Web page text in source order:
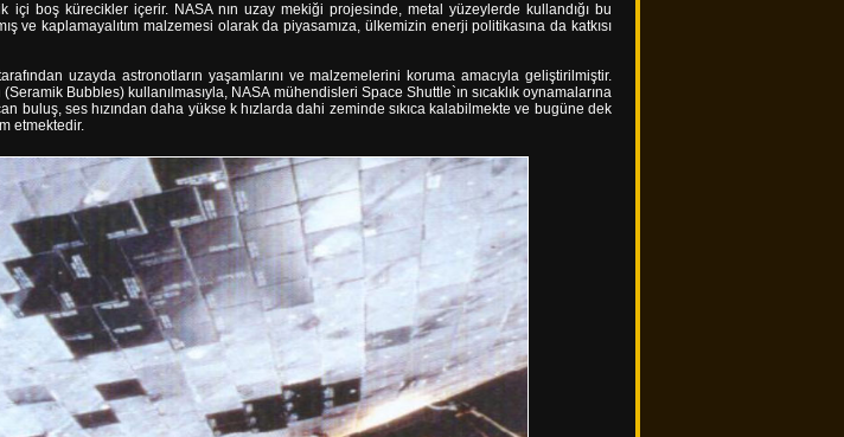
boş kürecikler içerir. NASA nın uzay mekiği projesinde, metal yüzeylerde kullandığı bu
ve kaplamayalıtım malzemesi olarak da piyasamıza, ülkemizin enerji politikasına da katkısı
uzayda astronotların yaşamlarını ve malzemelerini koruma amacıyla geliştirilmiştir.
Bubbles) kullanılmasıyla, NASA mühendisleri Space Shuttle`ın sıcaklık oynamalarına
buluş, ses hızından daha yükse k hızlarda dahi zeminde sıkıca kalabilmekte ve bugüne dek
etmektedir.